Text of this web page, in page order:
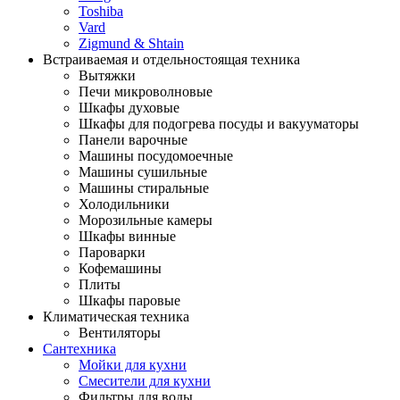
Toshiba
Vard
Zigmund & Shtain
Встраиваемая и отдельностоящая техника
Вытяжки
Печи микроволновые
Шкафы духовые
Шкафы для подогрева посуды и вакууматоры
Панели варочные
Машины посудомоечные
Машины сушильные
Машины стиральные
Холодильники
Морозильные камеры
Шкафы винные
Пароварки
Кофемашины
Плиты
Шкафы паровые
Климатическая техника
Вентиляторы
Сантехника
Мойки для кухни
Смесители для кухни
Фильтры для воды